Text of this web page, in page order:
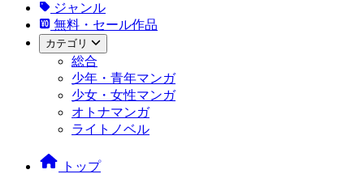
ジャンル
無料・セール作品
カテゴリ
総合
少年・青年マンガ
少女・女性マンガ
オトナマンガ
ライトノベル
トップ